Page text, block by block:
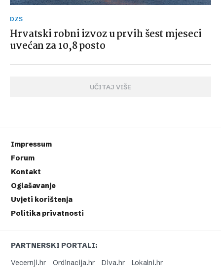
DZS
Hrvatski robni izvoz u prvih šest mjeseci
uvećan za 10,8 posto
UČITAJ VIŠE
Impressum
Forum
Kontakt
Oglašavanje
Uvjeti korištenja
Politika privatnosti
PARTNERSKI PORTALI:
Vecernji.hr
Ordinacija.hr Diva.hr Lokalni.hr